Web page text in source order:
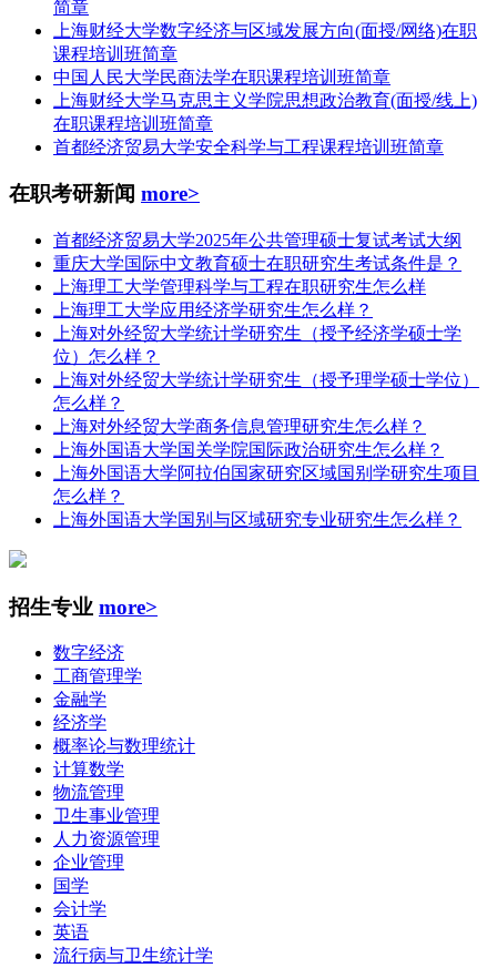
简章
上海财经大学数字经济与区域发展方向(面授/网络)在职
课程培训班简章
中国人民大学民商法学在职课程培训班简章
上海财经大学马克思主义学院思想政治教育(面授/线上)
在职课程培训班简章
首都经济贸易大学安全科学与工程课程培训班简章
在职考研新闻 more>
首都经济贸易大学2025年公共管理硕士复试考试大纲
重庆大学国际中文教育硕士在职研究生考试条件是？
上海理工大学管理科学与工程在职研究生怎么样
上海理工大学应用经济学研究生怎么样？
上海对外经贸大学统计学研究生（授予经济学硕士学
位）怎么样？
上海对外经贸大学统计学研究生（授予理学硕士学位）
怎么样？
上海对外经贸大学商务信息管理研究生怎么样？
上海外国语大学国关学院国际政治研究生怎么样？
上海外国语大学阿拉伯国家研究区域国别学研究生项目
怎么样？
上海外国语大学国别与区域研究专业研究生怎么样？
招生专业 more>
数字经济
工商管理学
金融学
经济学
概率论与数理统计
计算数学
物流管理
卫生事业管理
人力资源管理
企业管理
国学
会计学
英语
流行病与卫生统计学